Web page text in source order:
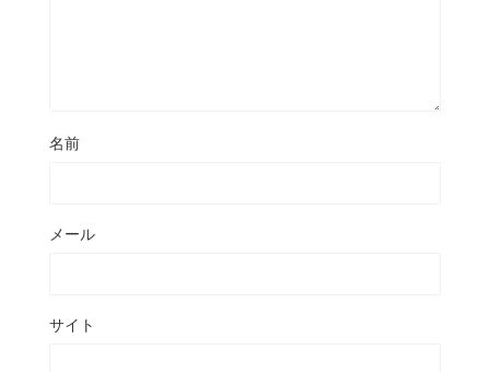
名前
メール
サイト